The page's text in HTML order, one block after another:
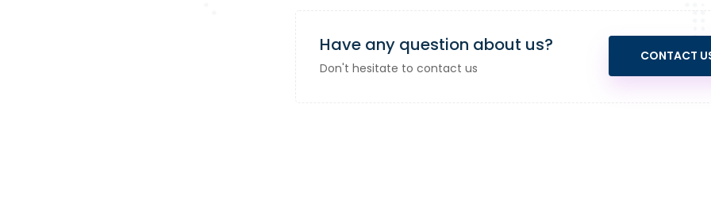
Have any question about us?
Don't hesitate to contact us
CONTACT